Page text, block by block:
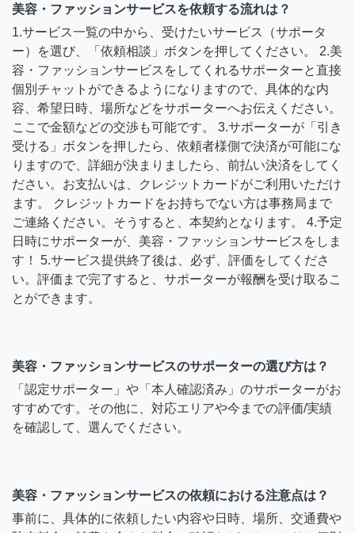
美容・ファッションサービスを依頼する流れは？
1.サービス一覧の中から、受けたいサービス（サポータ
ー）を選び、「依頼相談」ボタンを押してください。 2.美
容・ファッションサービスをしてくれるサポーターと直接
個別チャットができるようになりますので、具体的な内
容、希望日時、場所などをサポーターへお伝えください。
ここで金額などの交渉も可能です。 3.サポーターが「引き
受ける」ボタンを押したら、依頼者様側で決済が可能にな
りますので、詳細が決まりましたら、前払い決済をしてく
ださい。お支払いは、クレジットカードがご利用いただけ
ます。 クレジットカードをお持ちでない方は事務局まで
ご連絡ください。そうすると、本契約となります。 4.予定
日時にサポーターが、美容・ファッションサービスをしま
す！ 5.サービス提供終了後は、必ず、評価をしてくださ
い。評価まで完了すると、サポーターが報酬を受け取るこ
とができます。
美容・ファッションサービスのサポーターの選び方は？
「認定サポーター」や「本人確認済み」のサポーターがお
すすめです。その他に、対応エリアや今までの評価/実績
を確認して、選んでください。
美容・ファッションサービスの依頼における注意点は？
事前に、具体的に依頼したい内容や日時、場所、交通費や